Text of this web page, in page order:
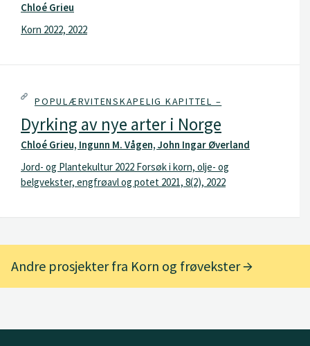
Chloé Grieu
Korn 2022, 2022
POPULÆRVITENSKAPELIG KAPITTEL –
Dyrking av nye arter i Norge
Chloé Grieu, Ingunn M. Vågen, John Ingar Øverland
Jord- og Plantekultur 2022 Forsøk i korn, olje- og
belgvekster, engfrøavl og potet 2021, 8(2), 2022
Andre prosjekter fra Korn og frøvekster